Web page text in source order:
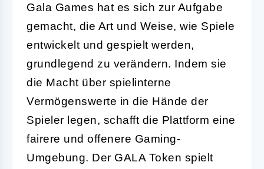
Gala Games hat es sich zur Aufgabe
gemacht, die Art und Weise, wie Spiele
entwickelt und gespielt werden,
grundlegend zu verändern. Indem sie
die Macht über spielinterne
Vermögenswerte in die Hände der
Spieler legen, schafft die Plattform eine
fairere und offenere Gaming-
Umgebung. Der GALA Token spielt